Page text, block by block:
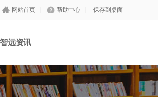
网站首页 帮助中心 保存到桌面
智远资讯